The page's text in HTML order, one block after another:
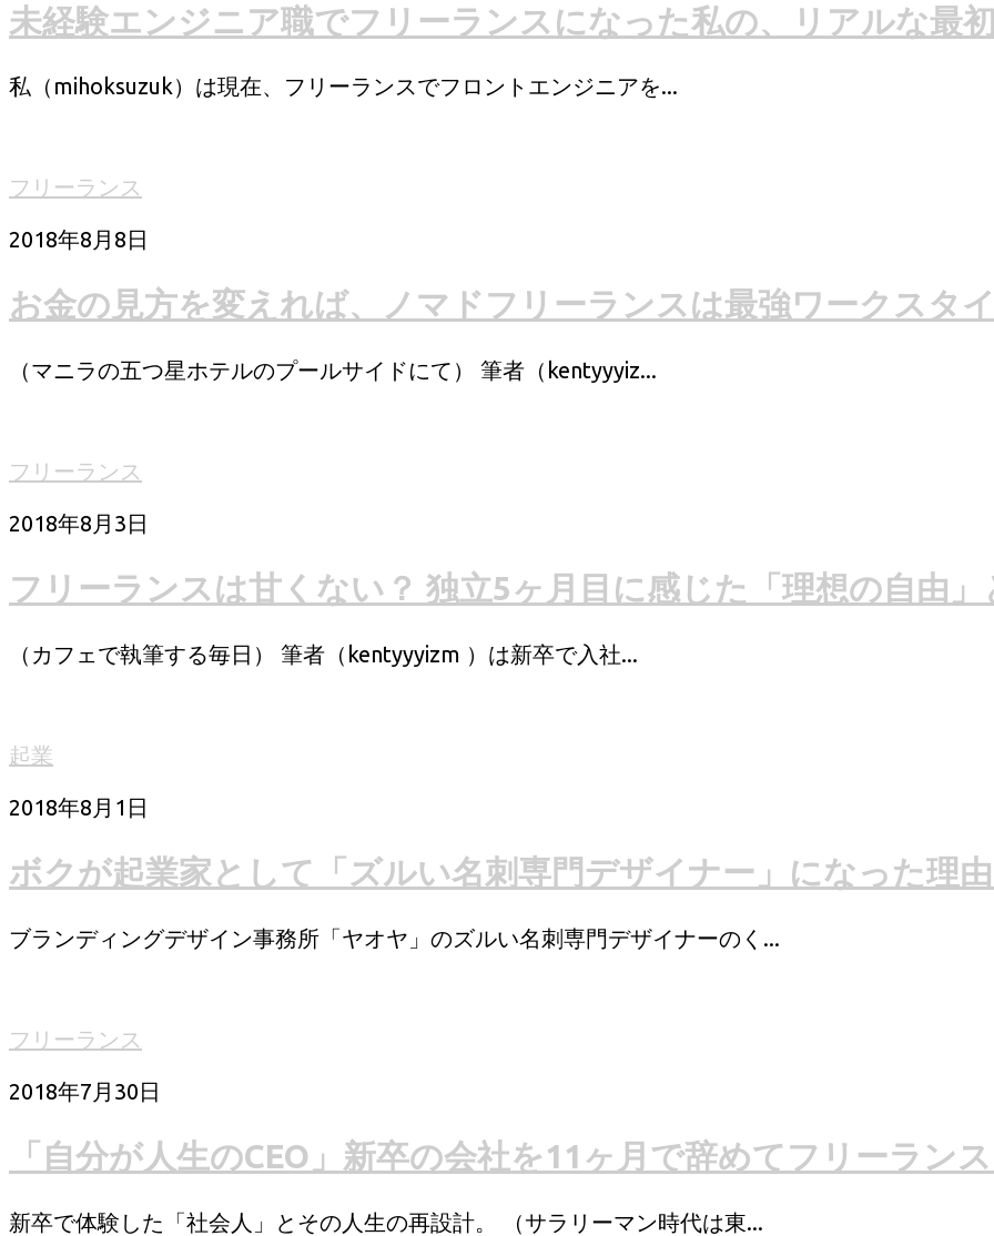
未経験エンジニア職でフリーランスになった私の、リアルな最初
私（mihoksuzuk）は現在、フリーランスでフロントエンジニアを...
フリーランス
2018年8月8日
お金の見方を変えれば、ノマドフリーランスは最強ワークスタイ
（マニラの五つ星ホテルのプールサイドにて） 筆者（kentyyyiz...
フリーランス
2018年8月3日
フリーランスは甘くない？ 独立5ヶ月目に感じた「理想の自由」
（カフェで執筆する毎日） 筆者（kentyyyizm ）は新卒で入社...
起業
2018年8月1日
ボクが起業家として「ズルい名刺専門デザイナー」になった理由
ブランディングデザイン事務所「ヤオヤ」のズルい名刺専門デザイナーのく...
フリーランス
2018年7月30日
「自分が人生のCEO」新卒の会社を11ヶ月で辞めてフリーラン
新卒で体験した「社会人」とその人生の再設計。 （サラリーマン時代は東...